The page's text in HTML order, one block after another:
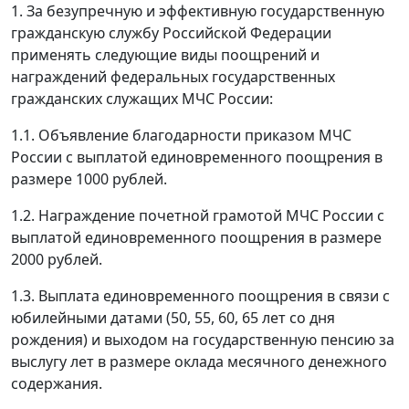
1. За безупречную и эффективную государственную
гражданскую службу Российской Федерации
применять следующие виды поощрений и
награждений федеральных государственных
гражданских служащих МЧС России:
1.1. Объявление благодарности приказом МЧС
России с выплатой единовременного поощрения в
размере 1000 рублей.
1.2. Награждение почетной грамотой МЧС России с
выплатой единовременного поощрения в размере
2000 рублей.
1.3. Выплата единовременного поощрения в связи с
юбилейными датами (50, 55, 60, 65 лет со дня
рождения) и выходом на государственную пенсию за
выслугу лет в размере оклада месячного денежного
содержания.